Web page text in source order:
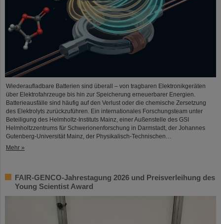
Wiederaufladbare Batterien sind überall – von tragbaren Elektronikgeräten
über Elektrofahrzeuge bis hin zur Speicherung erneuerbarer Energien.
Batterieausfälle sind häufig auf den Verlust oder die chemische Zersetzung
des Elektrolyts zurückzuführen. Ein internationales Forschungsteam unter
Beteiligung des Helmholtz-Instituts Mainz, einer Außenstelle des GSI
Helmholtzzentrums für Schwerionenforschung in Darmstadt, der Johannes
Gutenberg-Universität Mainz, der Physikalisch-Technischen…
Mehr »
FAIR-GENCO-Jahrestagung 2026 und Preisverleihung des
Young Scientist Award